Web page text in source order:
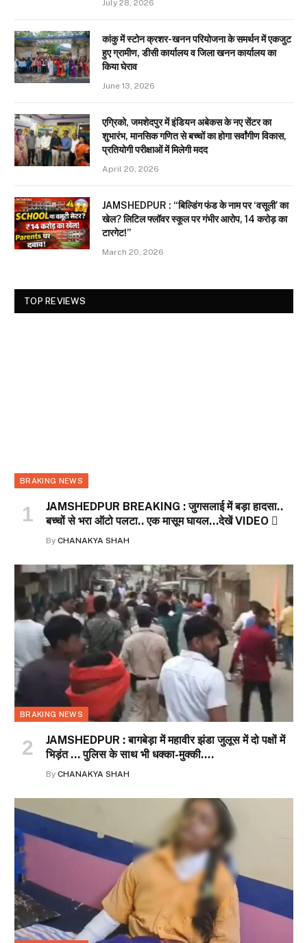
July 28, 2026
कांकु में स्टोन क्रशर-खनन परियोजना के समर्थन में एकजुट
हुए ग्रामीण, डीसी कार्यालय व जिला खनन कार्यालय का
किया घेराव
June 13, 2026
एग्रिको, जमशेदपुर में इंडियन अबेकस के नए सेंटर का
शुभारंभ, मानसिक गणित से बच्चों का होगा सर्वांगीण विकास,
प्रतियोगी परीक्षाओं में मिलेगी मदद
April 20, 2026
JAMSHEDPUR : “बिल्डिंग फंड के नाम पर ‘वसूली’ का
खेल? लिटिल फ्लॉवर स्कूल पर गंभीर आरोप, 14 करोड़ का
टारगेट!”
March 20, 2026
TOP REVIEWS
BRAKING NEWS
JAMSHEDPUR BREAKING : जुगसलाई में बड़ा हादसा..
बच्चों से भरा ऑटो पलटा.. एक मासूम घायल…देखें VIDEO 
By CHANAKYA SHAH
BRAKING NEWS
JAMSHEDPUR : बागबेड़ा में महावीर झंडा जुलूस में दो पक्षों में
भिड़ंत … पुलिस के साथ भी धक्का-मुक्की….
By CHANAKYA SHAH